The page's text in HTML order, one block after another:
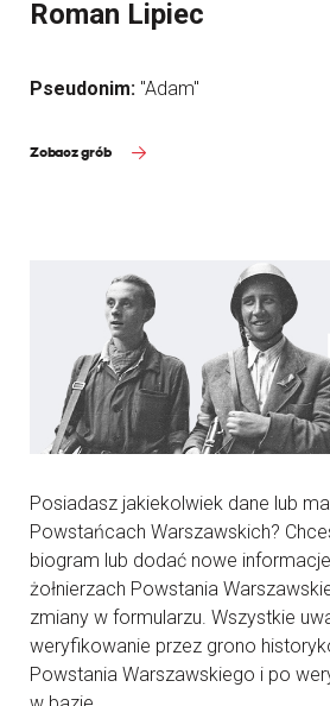
Roman Lipiec
Pseudonim: "Adam"
Zobacz grób
Posiadasz jakiekolwiek dane lub
Powstańcach Warszawskich?
biogram lub dodać nowe
żołnierzach Powstania
zmiany w formularzu. Wszystkie
weryfikowanie przez grono
Powstania Warszawskiego i po